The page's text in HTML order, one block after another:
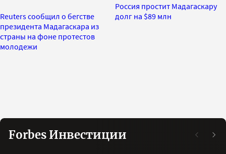
Reuters сообщил о бегстве
президента Мадагаскара из
страны на фоне протестов
молодежи
Россия простит Мадагаскару
долг на $89 млн
Forbes Инвестиции